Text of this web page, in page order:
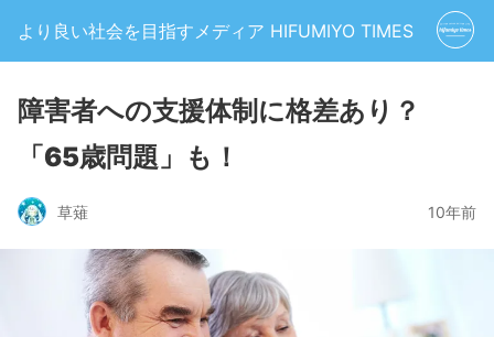
より良い社会を目指すメディア HIFUMIYO TIMES
障害者への支援体制に格差あり？
「65歳問題」も！
草薙 10年前